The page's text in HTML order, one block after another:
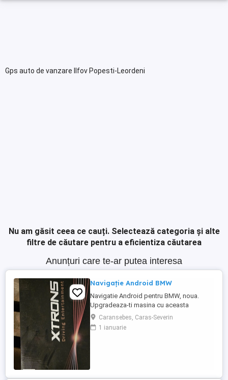
Gps auto de vanzare Ilfov Popesti-Leordeni
Nu am găsit ceea ce cauți. Selectează categoria și alte
filtre de căutare pentru a eficientiza căutarea
Anunțuri care te-ar putea interesa
Navigație Android BMW
Navigatie Android pentru BMW, noua.
Upgradeaza-ti masina cu aceasta
navigatie moderna si usor de utilizat.
Experimenteaza confortul unei calatorii
fara griji cu aceasta solutie de navigatie
Caransebes, Caras-Severin
1 ianuarie